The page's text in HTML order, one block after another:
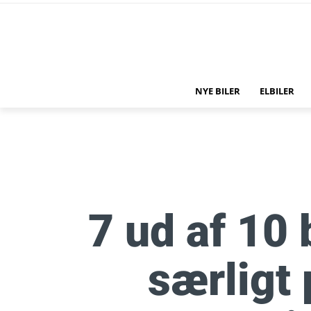
NYE BILER ELBILER
7 ud af 10
særligt